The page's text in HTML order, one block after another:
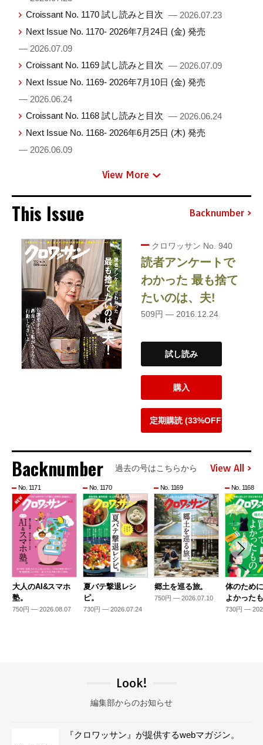
Croissant No. 1170 試し読みと目次 — 2026.07.23
Next Issue No. 1170- 2026年7月24日 (金) 発売
— 2026.07.09
Croissant No. 1169 試し読みと目次 — 2026.07.09
Next Issue No. 1169- 2026年7月10日 (金) 発売
— 2026.06.24
Croissant No. 1168 試し読みと目次 — 2026.06.24
Next Issue No. 1168- 2026年6月25日 (木) 発売
— 2026.06.09
View More
This Issue Backnumber
クロワッサン No. 940
読者アンケートで
わかった 最も捨て
たいのは、夫!
509円 — 2016.12.24
試し読み
購入
定期購読 (33%OFF)
Backnumber 過去の号はこちらから View All
No. 1171
大人のAI&スマホ
塾。
750円 — 2026.08.07
No. 1170
夏バテ撃退レシ
ピ。
730円 — 2026.07.24
No. 1169
郷土を巡る旅。
750円 — 2026.07.10
No. 1168
体のため
よかった
730円 —
Look!
編集部からのお知らせ
『クロワッサン』が提供するwebマガジン。